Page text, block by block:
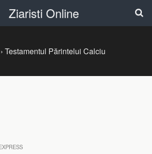
Ziaristi Online
Testamentul Părintelui Calciu